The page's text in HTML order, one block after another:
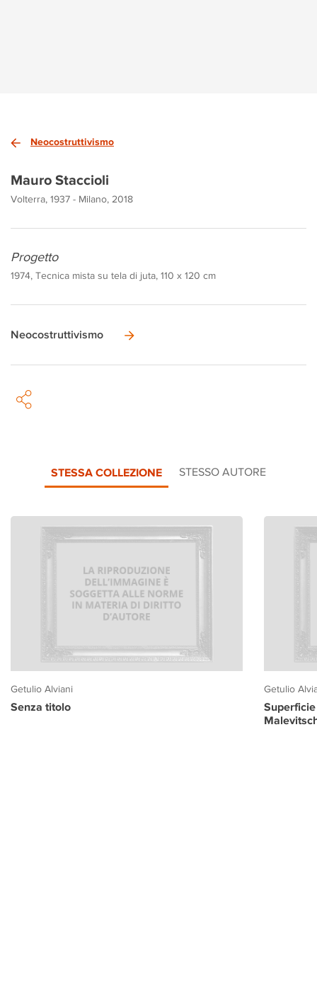
Neocostruttivismo
Mauro Staccioli
Volterra, 1937 - Milano, 2018
Progetto
1974, Tecnica mista su tela di juta, 110 x 120 cm
Neocostruttivismo
STESSA COLLEZIONE STESSO AUTORE
Getulio Alviani
Senza titolo
Getulio